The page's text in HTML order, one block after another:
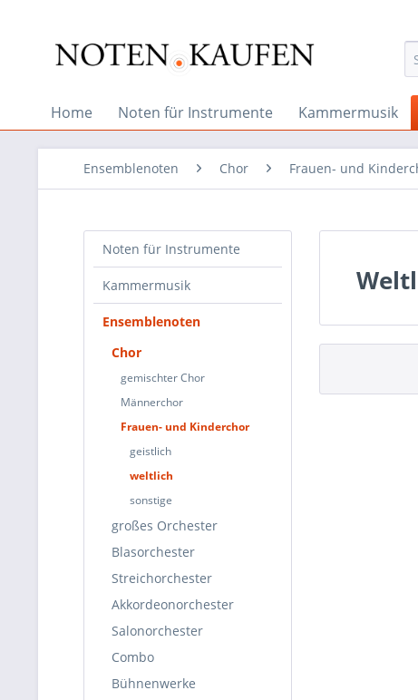
Home Noten für Instrumente Kammermusik
Ensemblenoten Chor Frauen- und
Noten für Instrumente
Kammermusik
Ensemblenoten
Chor
gemischter Chor
Männerchor
Frauen- und Kinderchor
geistlich
weltlich
sonstige
großes Orchester
Blasorchester
Streichorchester
Akkordeonorchester
Salonorchester
Combo
Bühnenwerke